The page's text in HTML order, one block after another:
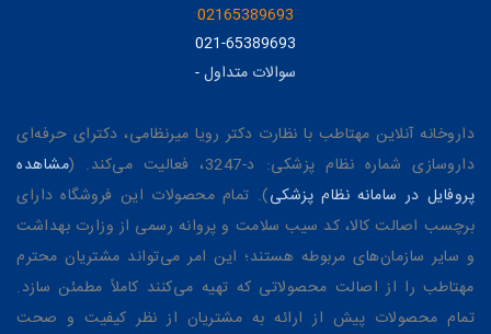
02165389693
021-65389693
سوالات متداول-
داروخانه آنلاین مهتاطب با نظارت دکتر رویا میرنظامی، دکترای حرفه‌ای
داروسازی شماره نظام پزشکی: د-3247، فعالیت می‌کند. (
مشاهده
پروفایل در سامانه نظام پزشکی). تمام محصولات این فروشگاه دارای
برچسب اصالت کالا، کد سیب سلامت و پروانه رسمی از وزارت بهداشت
و سایر سازمان‌های مربوطه هستند؛ این امر می‌تواند مشتریان محترم
مهتاطب را از اصالت محصولاتی که تهیه می‌کنند کاملاً مطمئن سازد.
تمام محصولات پیش از ارائه به مشتریان از نظر کیفیت و صحت